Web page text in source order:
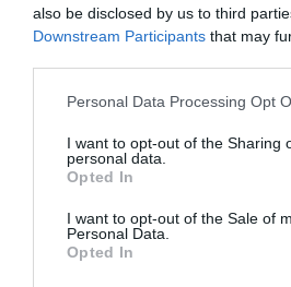
also be disclosed by us to third
Downstream Participants that may
Personal Data Processing Opt
I want to opt-out of the Sharing
personal data.
Opted In
I want to opt-out of the Sale of
Personal Data.
Opted In
palabras facilísimo. Su
imaginable, sobre todo en un
en el que todo se destruye.
sobrepasan los dos mil años de
se les hubiesen caído ayer por la
que no esté catalogada y
chiringuitos en la costa del
detrás de otra. Pero eso no es